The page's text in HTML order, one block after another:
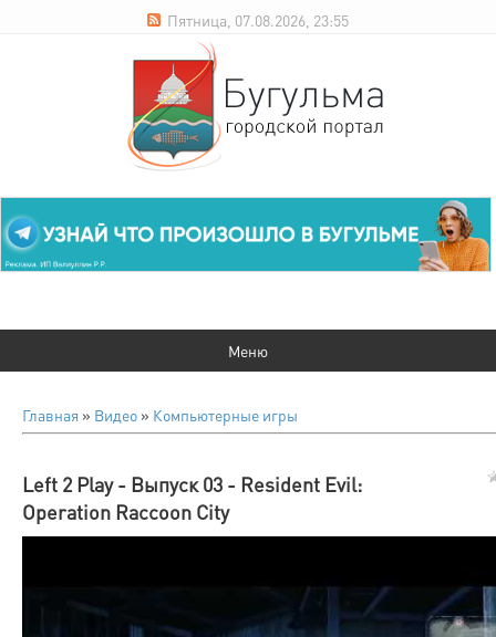
Пятница, 07.08.2026, 23:55
Главная » Видео » Компьютерные игры
Left 2 Play - Выпуск 03 - Resident Evil:
Operation Raccoon City